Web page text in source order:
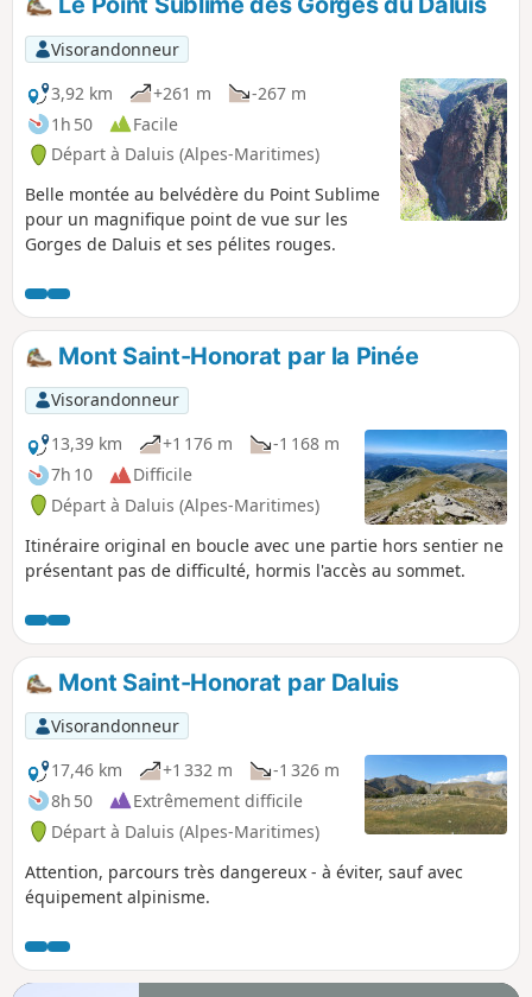
des gorges. Vous remonterez ensuite les
gorges pour faire une boucle par le plateau
de la Colla et de la Saussette qui offre
quelques belles vues sur les montagnes de
cette vallée.
Visorandonneur
3,92 km
+261 m
-267 m
1h 50
Facile
Départ à Daluis (Alpes-Maritimes)
Belle montée au belvédère du Point Sublime
pour un magnifique point de vue sur les
Gorges de Daluis et ses pélites rouges.
Mont Saint-Honorat par la Pinée
Visorandonneur
13,39 km
+1 176 m
-1 168 m
7h 10
Difficile
Départ à Daluis (Alpes-Maritimes)
Itinéraire original en boucle avec une partie hors sentier ne
présentant pas de difficulté, hormis l'accès au sommet.
Mont Saint-Honorat par Daluis
Visorandonneur
17,46 km
+1 332 m
-1 326 m
8h 50
Extrêmement difficile
Départ à Daluis (Alpes-Maritimes)
Attention, parcours très dangereux - à éviter, sauf avec
équipement alpinisme.